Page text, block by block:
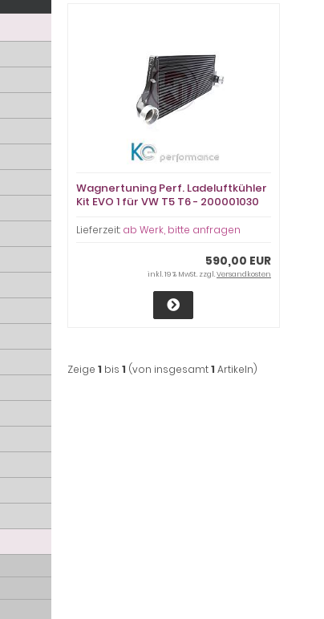
Wagnertuning Perf. Ladeluftkühler
Kit EVO 1 für VW T5 T6 - 200001030
Lieferzeit: ab Werk, bitte anfragen
590,00 EUR
inkl. 19 % MwSt. zzgl.Versandkosten
Zeige 1 bis 1 (von insgesamt1 Artikeln)